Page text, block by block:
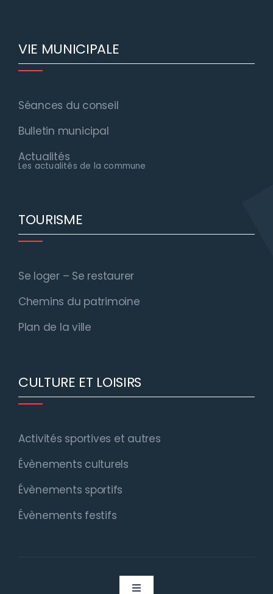
VIE MUNICIPALE
Séances du conseil
Bulletin municipal
Actualités
Les actualités de la commune
TOURISME
Se loger – Se restaurer
Chemins du patrimoine
Plan de la ville
CULTURE ET LOISIRS
Activités sportives et autres
Évènements culturels
Évènements sportifs
Évènements festifs